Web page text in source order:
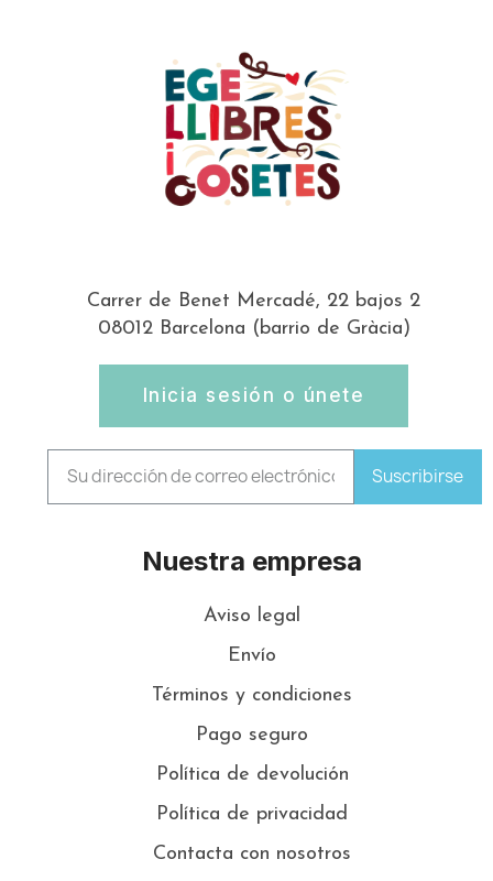
Carrer de Benet Mercadé, 22 bajos 2
08012 Barcelona (barrio de Gràcia)
Inicia sesión o únete
Suscribirse
Nuestra empresa
Aviso legal
Envío
Términos y condiciones
Pago seguro
Política de devolución
Política de privacidad
Contacta con nosotros